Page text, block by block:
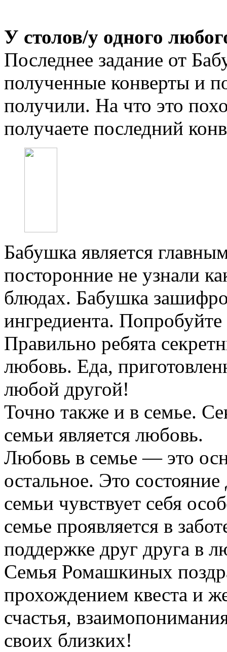
У столов/у одного
Последнее задание от
полученные конверты и
получили. На что это
получаете последний
Бабушка является
посторонние не узнали
блюдах. Бабушка
ингредиента.
Правильно ребята
любовь. Еда,
любой другой!
Точно также и в семье.
семьи является любовь.
Любовь в семье — это
остальное. Это
семьи чувствует себя
семье проявляется в
поддержке друг друга в
Семья Ромашкиных
прохождением квеста и
счастья,
своих близких!